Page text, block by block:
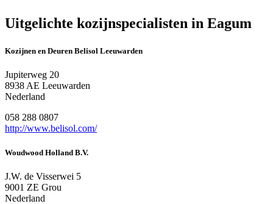
Uitgelichte kozijnspecialisten in Eagum
Kozijnen en Deuren Belisol Leeuwarden
Jupiterweg 20
8938 AE Leeuwarden
Nederland
058 288 0807
http://www.belisol.com/
Woudwood Holland B.V.
J.W. de Visserwei 5
9001 ZE Grou
Nederland